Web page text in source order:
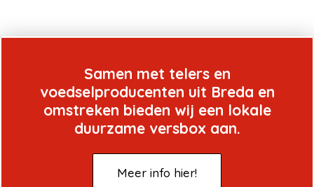
Samen met telers en
voedselproducenten uit Breda en
omstreken bieden wij een lokale
duurzame versbox aan.
Meer info hier!